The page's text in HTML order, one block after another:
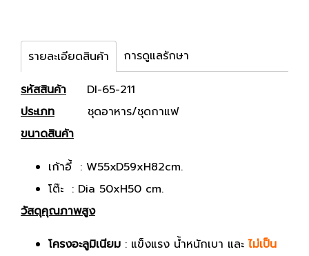
รายละเอียดสินค้า การดูแลรักษา
รหัสสินค้า
DI-65-211
ประเภท ชุดอาหาร/ชุดกาแฟ
ขนาดสินค้า
เก้าอี้ : W55xD59xH82cm.
โต๊ะ : Dia 50xH50 cm.
วัสดุคุณภาพสูง
โครงอะลูมิเนียม : แข็งแรง น้ำหนักเบา และ ไม่เป็น